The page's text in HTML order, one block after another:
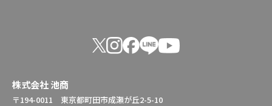
株式会社 池商
〒194-0011 東京都町田市成瀬が丘2-5-10